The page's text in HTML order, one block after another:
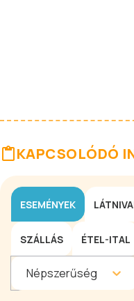
KAPCSOLÓDÓ
ESEMÉNYEK
SZÁLLÁS ÉTEL-ITAL
Népszerűség